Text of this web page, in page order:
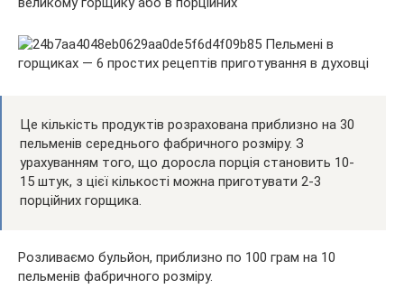
Це кількість продуктів розрахована приблизно на 30
пельменів середнього фабричного розміру. З
урахуванням того, що доросла порція становить 10-
15 штук, з цієї кількості можна приготувати 2-3
порційних горщика.
Розливаємо бульйон, приблизно по 100 грам на 10
пельменів фабричного розміру.